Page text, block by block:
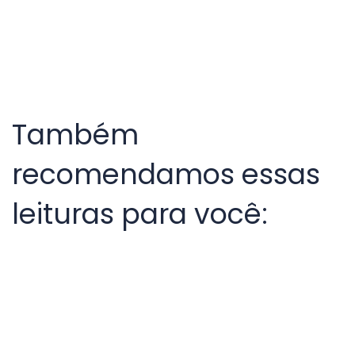
Também
recomendamos essas
leituras para você: